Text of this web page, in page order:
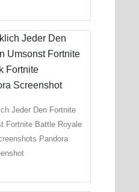
Jeder Den Fortnite
Fortnite Battle Royale
Pandora